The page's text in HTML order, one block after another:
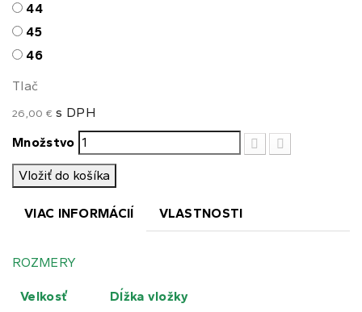
44
45
46
Tlač
26,00 € s DPH
Množstvo
Vložiť do košíka
VIAC INFORMÁCIÍ VLASTNOSTI
ROZMERY
Velkosť Dĺžka vložky